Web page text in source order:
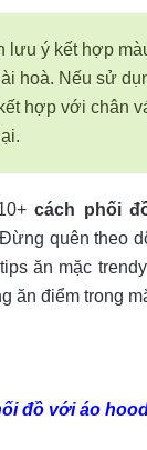
lưu ý kết hợp
hoà. Nếu sử
hợp với chân
cách phối
quên theo
ăn mặc
ăn điểm trong
đồ với áo